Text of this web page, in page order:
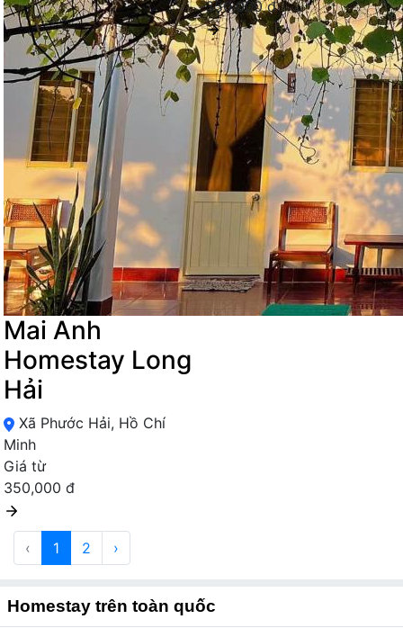
Mai Anh
Homestay Long
Hải
Xã Phước Hải, Hồ Chí
Minh
Giá từ
350,000 đ
350,000 đ
‹ 1 2 ›
Homestay trên toàn quốc